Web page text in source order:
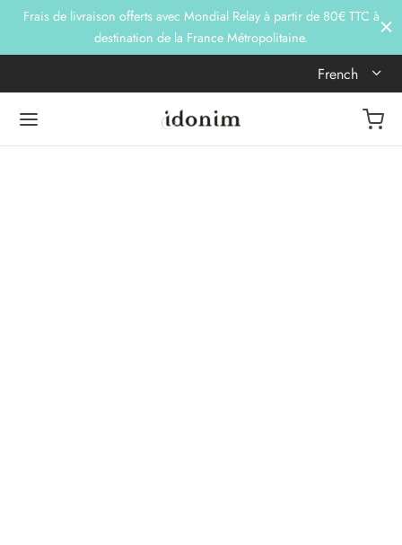
Frais de livraison offerts avec Mondial Relay à partir de 80€ TTC à
destination de la France Métropolitaine.
French